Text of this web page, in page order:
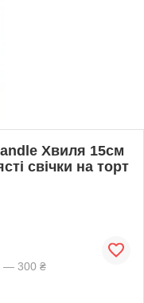
Хвиля 15см
свічки на торт
— 300 ₴